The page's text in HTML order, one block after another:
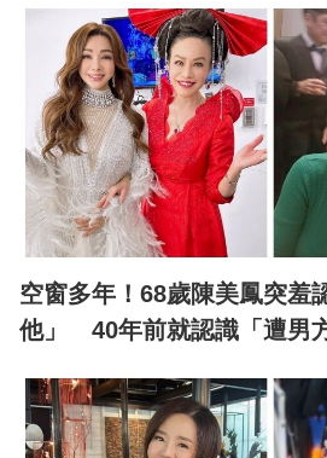
空窗多年！68歲陳美鳳突羞
他」 40年前就認識「遭男